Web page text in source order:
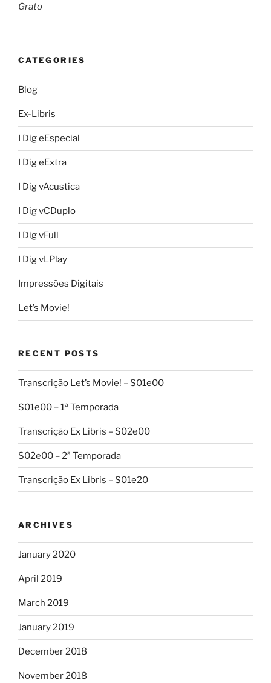
Grato
CATEGORIES
Blog
Ex-Libris
I Dig eEspecial
I Dig eExtra
I Dig vAcustica
I Dig vCDuplo
I Dig vFull
I Dig vLPlay
Impressões Digitais
Let’s Movie!
RECENT POSTS
Transcrição Let’s Movie! – S01e00
S01e00 – 1ª Temporada
Transcrição Ex Libris – S02e00
S02e00 – 2ª Temporada
Transcrição Ex Libris – S01e20
ARCHIVES
January 2020
April 2019
March 2019
January 2019
December 2018
November 2018